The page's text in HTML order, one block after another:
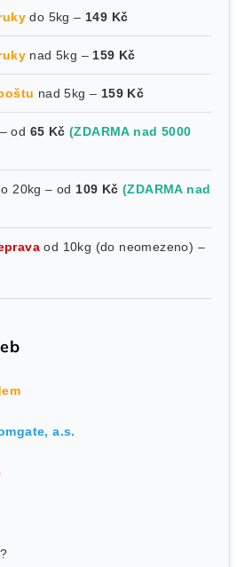
do 5kg – 149 Kč
nad 5kg – 159 Kč
nad 5kg – 159 Kč
od 65 Kč (ZDARMA nad 5000
20kg – od 109 Kč (ZDARMA nad
od 10kg (do neomezeno) –
a.s.